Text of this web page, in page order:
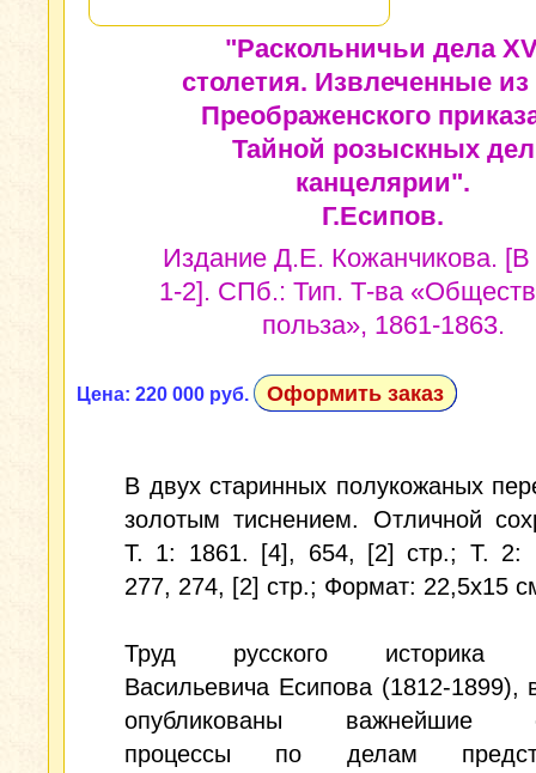
"Раскольничьи дела
столетия. Извлеченные из
Преображенского
Тайной розыскных дел
канцелярии".
Г.Есипов.
Издание Д.Е. Кожанчикова. [В
1-2]. СПб.: Тип. Т-ва
польза», 1861-1863.
Цена: 220 000 руб. Оформить заказ
В двух старинных полукожаных
золотым тиснением. Отличной
Т. 1: 1861. [4], 654, [2] стр.; Т. 2:
277, 274, [2] стр.; Формат: 22,5x15
Труд русского историка
Васильевича Есипова (1812-1899),
опубликованы важнейшие
процессы по делам